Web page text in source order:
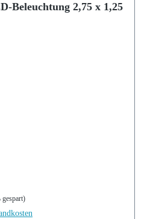
Beleuchtung 2,75 x 1,25
gespart)